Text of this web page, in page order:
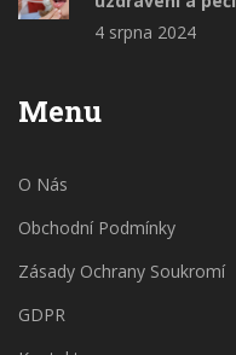
4 srpna 2024
Menu
O Nás
Obchodní Podmínky
Zásady Ochrany Soukromí
GDPR